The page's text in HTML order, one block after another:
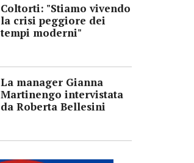
Coltorti: "Stiamo vivendo
la crisi peggiore dei
tempi moderni"
La manager Gianna
Martinengo intervistata
da Roberta Bellesini